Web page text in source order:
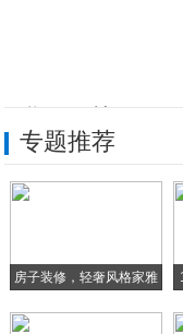
互联网+茅台酱香
首届广州城市直播节
专题推荐
房子装修，轻奢风格家雅